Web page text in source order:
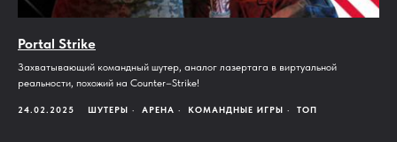
Portal Strike
Захватывающий командный шутер, аналог лазертага в виртуальной
реальности, похожий на Counter–Strike!
24.02.2025 ШУТЕРЫ АРЕНА КОМАНДНЫЕ ИГРЫ ТОП